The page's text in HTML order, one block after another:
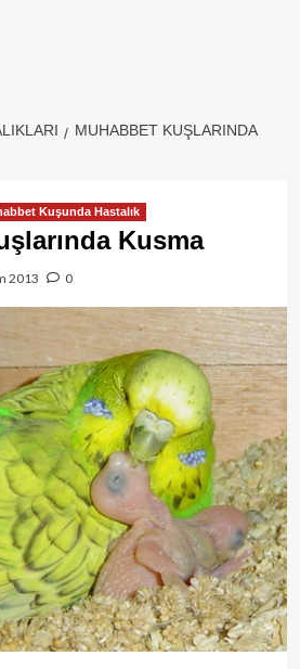
MUHABBET KUŞLARINDA
Kuşunda Hastalık
Kusma
2013 0